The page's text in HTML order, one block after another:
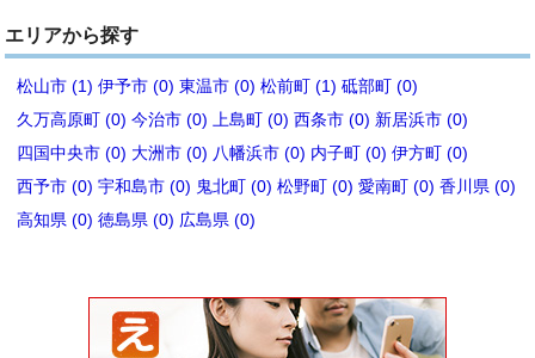
エリアから探す
松山市 (1) 伊予市 (0) 東温市 (0) 松前町 (1) 砥部町 (0)
久万高原町 (0) 今治市 (0) 上島町 (0) 西条市 (0) 新居浜市 (0)
四国中央市 (0) 大洲市 (0) 八幡浜市 (0) 内子町 (0) 伊方町 (0)
西予市 (0) 宇和島市 (0) 鬼北町 (0) 松野町 (0) 愛南町 (0) 香川県 (0)
高知県 (0) 徳島県 (0) 広島県 (0)